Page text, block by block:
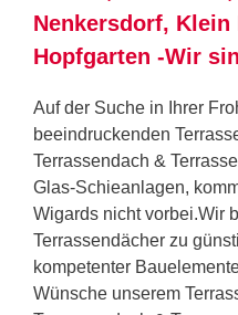
Nenkersdorf, Klein
Hopfgarten -Wir
Auf der Suche in Ihrer
beeindruckenden
Terrassendach &
Glas-Schieanlagen,
Wigards nicht vorbei.Wir
Terrassendächer zu
kompetenter
Wünsche unserem